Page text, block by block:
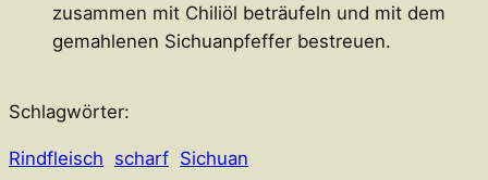
zusammen mit Chiliöl beträufeln und mit dem
gemahlenen Sichuanpfeffer bestreuen.
Schlagwörter:
Rindfleisch scharf Sichuan